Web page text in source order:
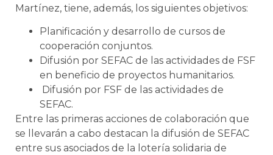
Martínez, tiene, además, los siguientes objetivos:
Planificación y desarrollo de cursos de
cooperación conjuntos.
Difusión por SEFAC de las actividades de FSF
en beneficio de proyectos humanitarios.
Difusión por FSF de las actividades de
SEFAC.
Entre las primeras acciones de colaboración que
se llevarán a cabo destacan la difusión de SEFAC
entre sus asociados de la lotería solidaria de